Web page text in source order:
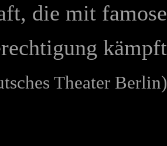
die mit
Theater Berlin)